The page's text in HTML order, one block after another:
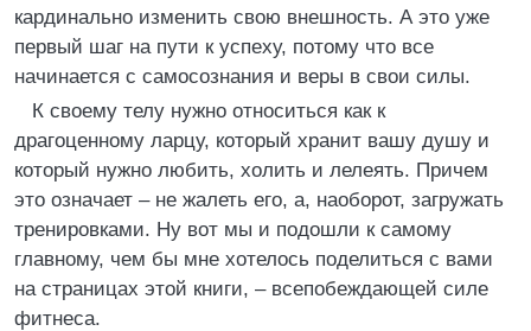
кардинально изменить свою внешность. А это уже
первый шаг на пути к успеху, потому что все
начинается с самосознания и веры в свои силы.
К своему телу нужно относиться как к
драгоценному ларцу, который хранит вашу душу и
который нужно любить, холить и лелеять. Причем
это означает – не жалеть его, а, наоборот, загружать
тренировками. Ну вот мы и подошли к самому
главному, чем бы мне хотелось поделиться с вами
на страницах этой книги, – всепобеждающей силе
фитнеса.